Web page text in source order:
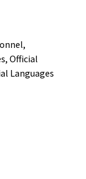
,
, Official
Languages